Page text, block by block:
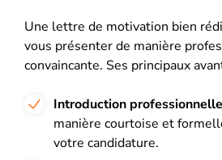
Une lettre de motivation bien
vous présenter de manière
convaincante. Ses principaux
Introduction
manière courtoise et
votre candidature.